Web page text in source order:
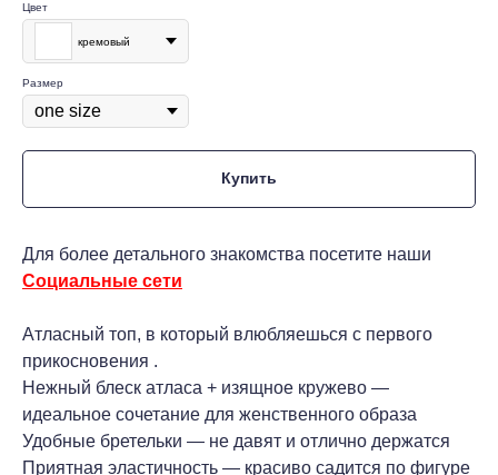
Цвет
кремовый
Размер
Купить
Для более детального знакомства посетите наши
Социальные сети
Атласный топ, в который влюбляешься с первого
прикосновения .
Нежный блеск атласа + изящное кружево —
идеальное сочетание для женственного образа
Удобные бретельки — не давят и отлично держатся
Приятная эластичность — красиво садится по фигуре